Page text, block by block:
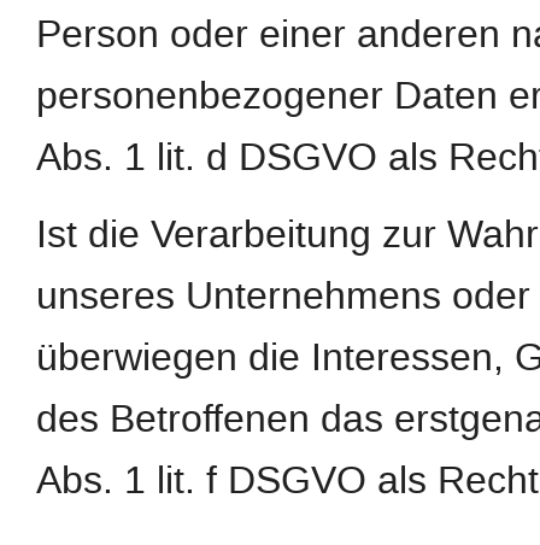
Person oder einer anderen
personenbezogener Daten
Abs. 1 lit. d DSGVO als
Ist die Verarbeitung zur
unseres Unternehmens
überwiegen die Interessen,
des Betroffenen das
Abs. 1 lit. f DSGVO als